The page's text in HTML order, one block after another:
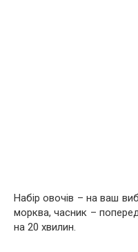
Набір овочів – на ваш
морква, часник –
на 20 хвилин.